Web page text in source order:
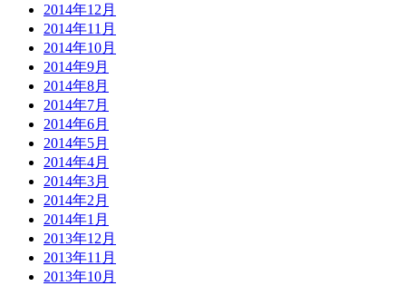
2014年12月
2014年11月
2014年10月
2014年9月
2014年8月
2014年7月
2014年6月
2014年5月
2014年4月
2014年3月
2014年2月
2014年1月
2013年12月
2013年11月
2013年10月